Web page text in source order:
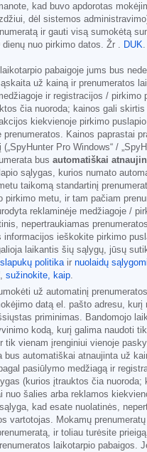
kad buvo apdorotas
dėl sistemos
ir gauti visą sumokėtą
dienų nuo pirkimo datos. Žr . DUK.
pabaigoje jums bus
už kainą ir prenumeratos
ir registracijos / pirkimo
čia nuoroda; kainos gali
kiekvienoje pirkimo
prenumeratos. Kainos paprastai
(„SpyHunter Pro Windows“ /
bus automatiškai
sąlygas, kurios numato
taikomą standartinį
pirkimo metu, ir tam pačiam
reklaminėje medžiagoje /
nepertraukiamas
informacijos ieškokite pirkimo
laikantis šių sąlygų, jūsų
politikair nuolaidų
sužinokite, kaip.
už automatinį
datą el. pašto adresu, kurį
priminimas. Bandomojo
kodą, kurį galima naudoti
tik vienam įrenginiui vienoje
bus automatiškai atnaujinta už
pasiūlymo medžiagą ir
(kurios įtrauktos čia nuoroda;
nuo šalies arba reklamos
kad esate nuolatinės,
vartotojas. Mokamų
ir toliau turėsite
laikotarpio pabaigos.